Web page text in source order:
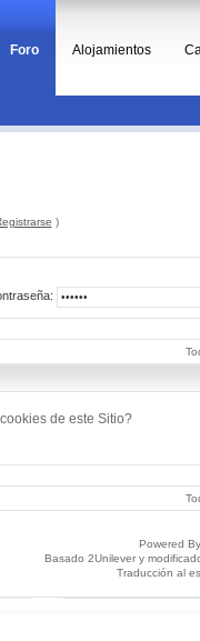
Foro Alojamientos
)
de este Sitio?
Powered By
Basado 2Unilever y
Traducción al